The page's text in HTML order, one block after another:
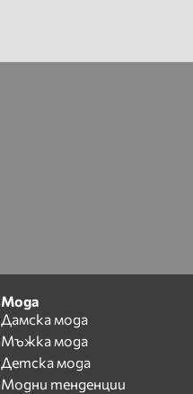
Мода
Дамска мода
Мъжка мода
Детска мода
Модни тенденции